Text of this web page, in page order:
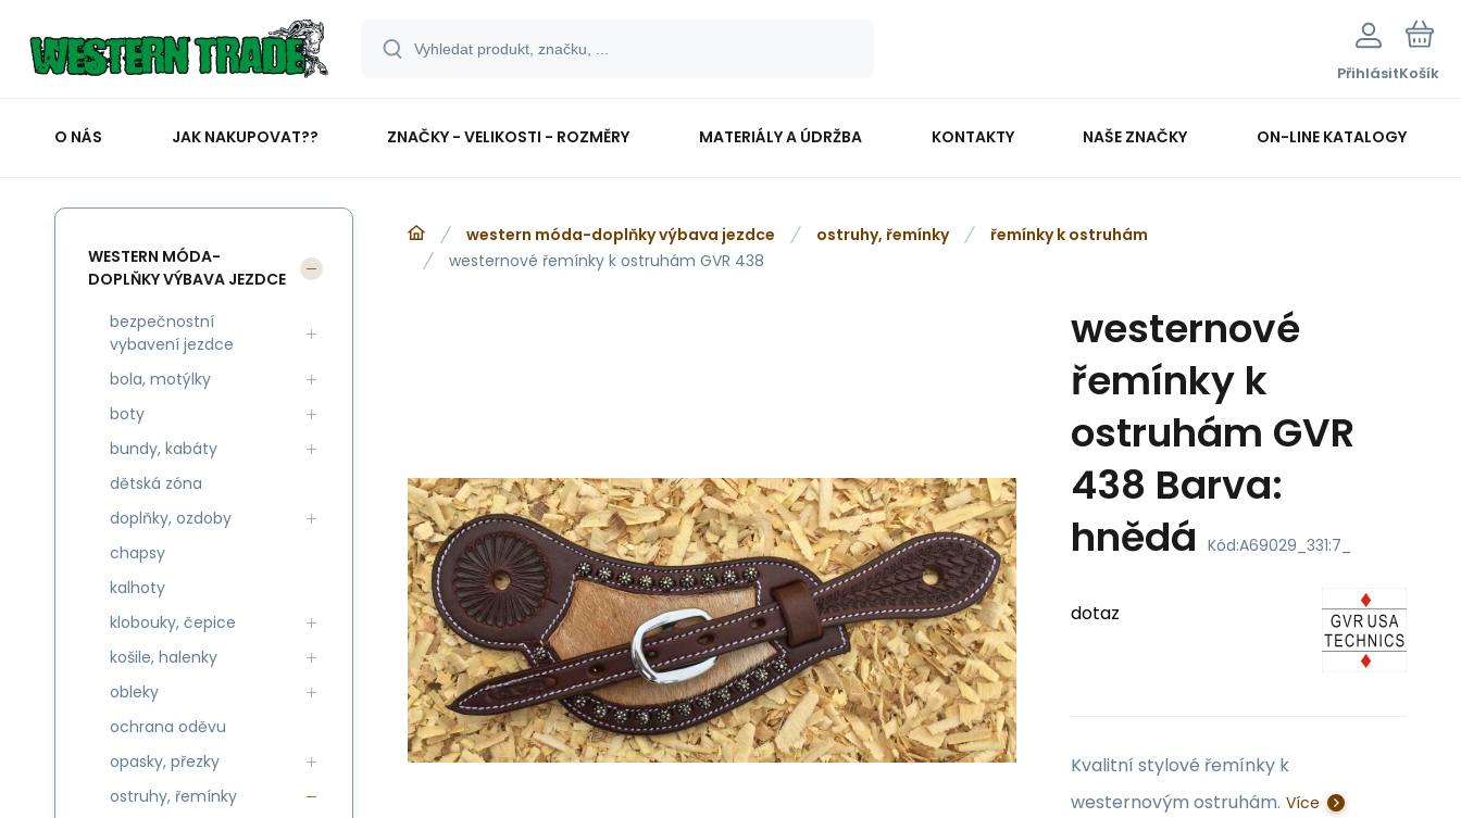
PřihlásitKošík
O NÁS JAK NAKUPOVAT?? ZNAČKY - VELIKOSTI - ROZMĚRY MATERIÁLY A ÚDRŽBA KONTAKTY NAŠE ZNAČKY ON-LINE KATALOGY
western móda-doplňky výbava jezdce ostruhy, řemínky
řemínky k ostruhám
westernové řemínky k ostruhám GVR 438
westernové
řemínky k
ostruhám GVR
438 Barva:
hnědá Kód:A69029_331:7_
dotaz
Kvalitní stylové řemínky k
westernovým ostruhám. Více
WESTERN MÓDA-
DOPLŇKY VÝBAVA JEZDCE
bezpečnostní
vybavení jezdce
bola, motýlky
boty
bundy, kabáty
dětská zóna
doplňky, ozdoby
chapsy
kalhoty
klobouky, čepice
košile, halenky
obleky
ochrana oděvu
opasky, přezky
ostruhy, řemínky